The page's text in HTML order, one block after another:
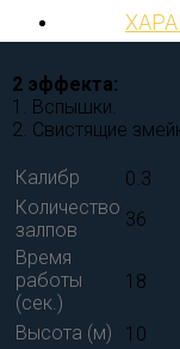
2 эффекта:
1. Вспышки.
2. Свистящие
Калибр
0.3
Количество
залпов
36
Время
работы
(сек.)
18
Высота (м) 10